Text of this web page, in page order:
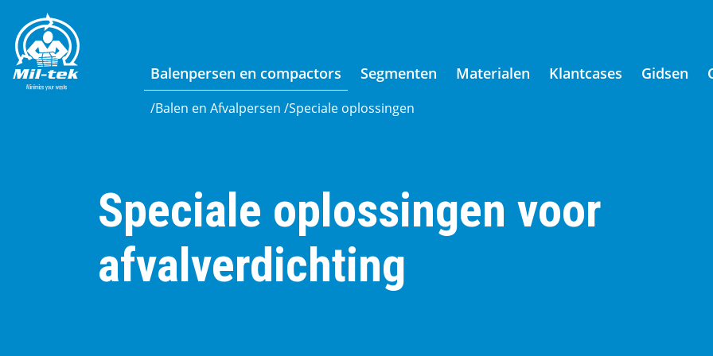
Balenpersen en compactors Segmenten Materialen Klantcases Gidsen
/Balen en Afvalpersen /Speciale oplossingen
Speciale oplossingen voor
afvalverdichting